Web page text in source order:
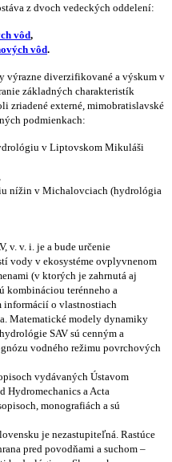
z dvoch vedeckých oddelení:
vôd,
vôd.
výrazne diverzifikované a výskum v
základných charakteristík
zriadené externé, mimobratislavské
podmienkach:
v Liptovskom Mikuláši
nížin v Michalovciach (hydrológia
v. v. i. je a bude určenie
vody v ekosystéme ovplyvnenom
(v ktorých je zahrnutá aj
kombináciou terénneho a
informácií o vlastnostiach
Matematické modely dynamiky
SAV sú cenným a
vodného režimu povrchových
vydávaných Ústavom
Hydromechanics a Acta
monografiách a sú
je nezastupiteľná. Rastúce
pred povodňami a suchom –